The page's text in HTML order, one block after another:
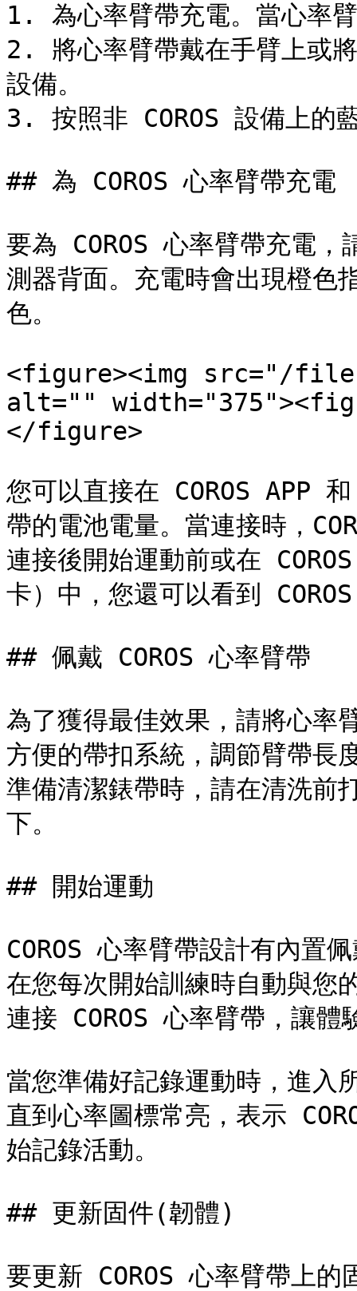
1. 為心率臂帶充電。當心率
2. 將心率臂帶戴在手臂上或
設備。
3. 按照非 COROS 設備上的
## 為 COROS 心率臂帶充電
要為 COROS 心率臂帶充電，
測器背面。充電時會出現橙色
色。
<figure><img src="/files/
alt=""
</figure>
您可以直接在 COROS APP
帶的電池電量。當連接時，
連接後開始運動前或在
卡）中，您還可以看到
## 佩戴 COROS 心率臂帶
為了獲得最佳效果，請將心率
方便的帶扣系統，調節臂帶長
準備清潔錶帶時，請在清洗前
下。
## 開始運動
COROS 心率臂帶設計有內置
在您每次開始訓練時自動與您
連接 COROS 心率臂帶，讓體
當您準備好記錄運動時，進入
直到心率圖標常亮，表示
始記錄活動。
## 更新固件(韌體)
要更新 COROS 心率臂帶上